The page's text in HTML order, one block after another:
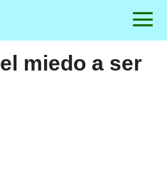
miedo a ser